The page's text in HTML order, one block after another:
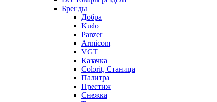
Бренды
Добра
Kudo
Panzer
Armicom
VGT
Казачка
Colorit, Станица
Палитра
Престиж
Снежка